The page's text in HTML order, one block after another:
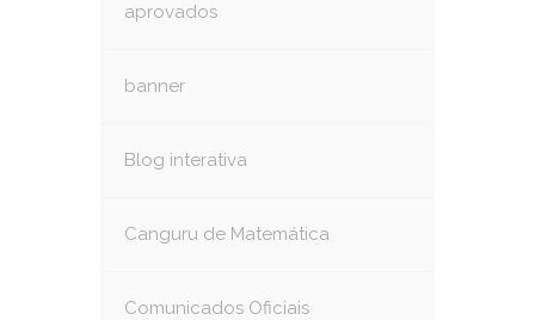
aprovados
banner
Blog interativa
Canguru de Matemática
Comunicados Oficiais